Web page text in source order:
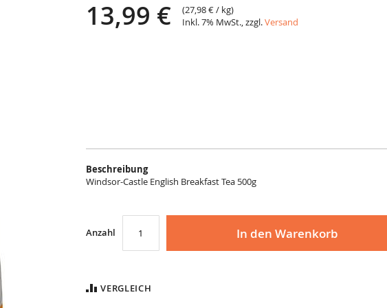
13,99 € (27,98 €/ kg)
Inkl. 7% MwSt., zzgl.Versand
Beschreibung
Windsor-Castle English BreakfastTea 500g
Anzahl In den Warenkorb
VERGLEICH